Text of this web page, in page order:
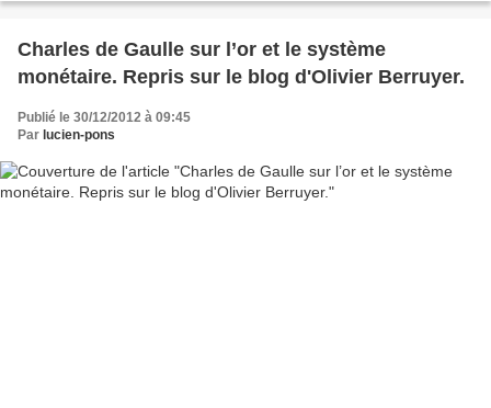
Charles de Gaulle sur l’or et le système
monétaire. Repris sur le blog d'Olivier Berruyer.
Publié le 30/12/2012 à 09:45
Par lucien-pons